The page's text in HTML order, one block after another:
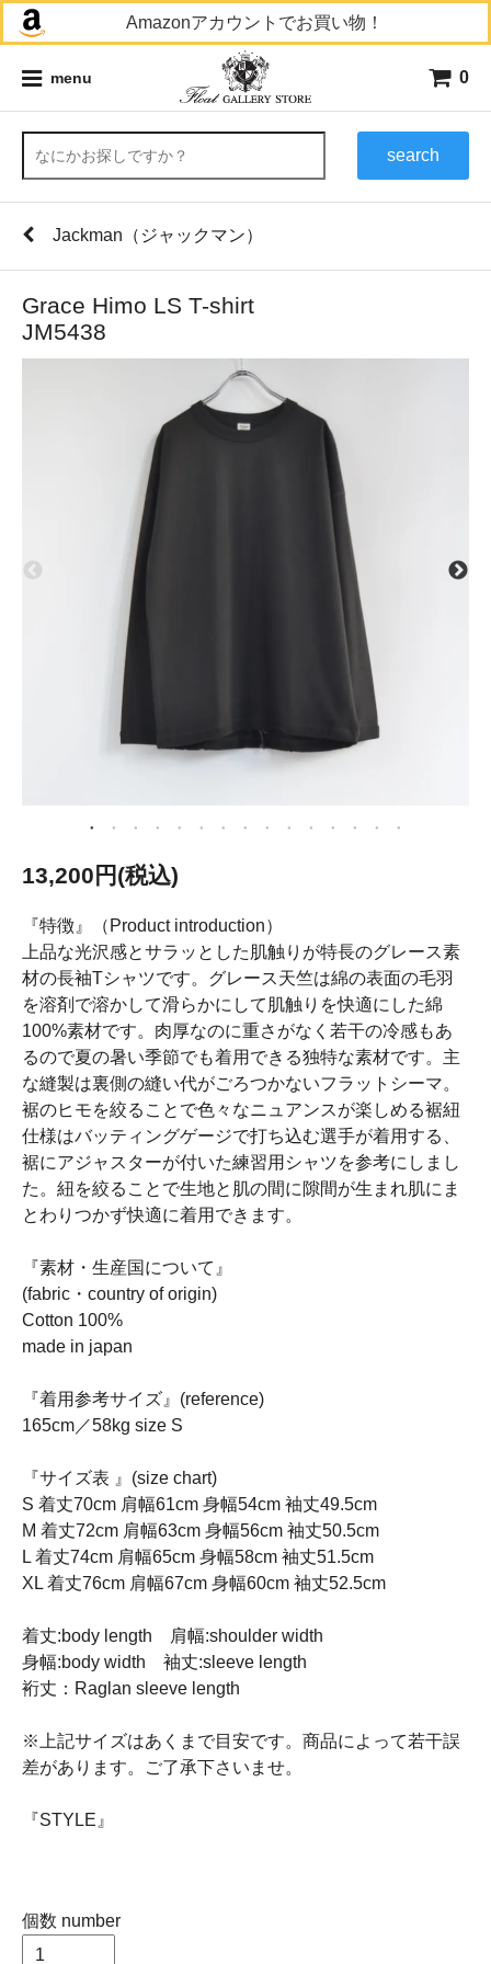
Amazonアカウントでお買い物！
menu 0
search
Jackman（ジャックマン）
Grace Himo LS T-shirt
JM5438
13,200円(税込)
『特徴』（Product introduction）
上品な光沢感とサラッとした肌触りが特長のグレース素
材の長袖Tシャツです。グレース天竺は綿の表面の毛羽
を溶剤で溶かして滑らかにして肌触りを快適にした綿
100%素材です。肉厚なのに重さがなく若干の冷感もあ
るので夏の暑い季節でも着用できる独特な素材です。主
な縫製は裏側の縫い代がごろつかないフラットシーマ。
裾のヒモを絞ることで色々なニュアンスが楽しめる裾紐
仕様はバッティングゲージで打ち込む選手が着用する、
裾にアジャスターが付いた練習用シャツを参考にしまし
た。紐を絞ることで生地と肌の間に隙間が生まれ肌にま
とわりつかず快適に着用できます。
『素材・生産国について』
(fabric・country of origin)
Cotton 100%
made in japan
『着用参考サイズ』(reference)
165cm／58kg size S
『サイズ表 』(size chart)
S 着丈70cm 肩幅61cm 身幅54cm 袖丈49.5cm
M 着丈72cm 肩幅63cm 身幅56cm 袖丈50.5cm
L 着丈74cm 肩幅65cm 身幅58cm 袖丈51.5cm
XL 着丈76cm 肩幅67cm 身幅60cm 袖丈52.5cm
着丈:body length 肩幅:shoulder width
身幅:body width 袖丈:sleeve length
裄丈：Raglan sleeve length
※上記サイズはあくまで目安です。商品によって若干誤
差があります。ご了承下さいませ。
『STYLE』
個数 number